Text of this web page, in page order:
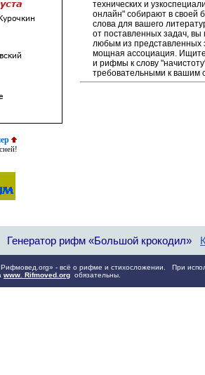
технических и
онлайн" собирают в своей
слова для вашего
от поставленных задач,
любым из
мощная ассоциация. Ищите
и рифмы к слову
требовательными к вашим
Генератор рифм «Большой крокодил»
- всё о рифме и стихосложении. При
www. Rifmoved.org обязательны.